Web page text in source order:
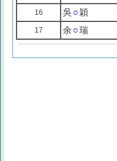
16 吳 ○ 穎
17 余 ○瑞